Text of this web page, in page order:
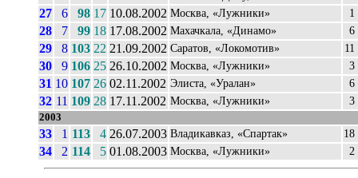
27 6 98 17 10.08.2002 Москва, «Лужники» 1
28 7 99 18 17.08.2002 Махачкала, «Динамо» 6
29 8 103 22 21.09.2002 Саратов, «Локомотив» 11
30 9 106 25 26.10.2002 Москва, «Лужники» 3
31 10 107 26 02.11.2002 Элиста, «Уралан» 6
32 11 109 28 17.11.2002 Москва, «Лужники» 3
2003
33 1 113 4 26.07.2003 Владикавказ, «Спартак» 18
34 2 114 5 01.08.2003 Москва, «Лужники» 2